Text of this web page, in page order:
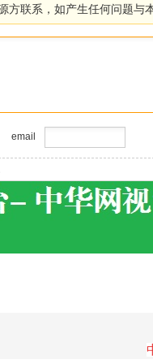
方联系，如产生任何问题
email